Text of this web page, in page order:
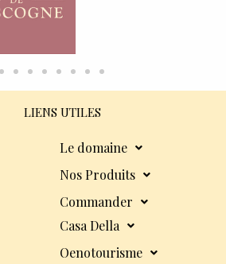
LIENS UTILES
Le domaine
Nos Produits
Commander
Casa Della
Oenotourisme